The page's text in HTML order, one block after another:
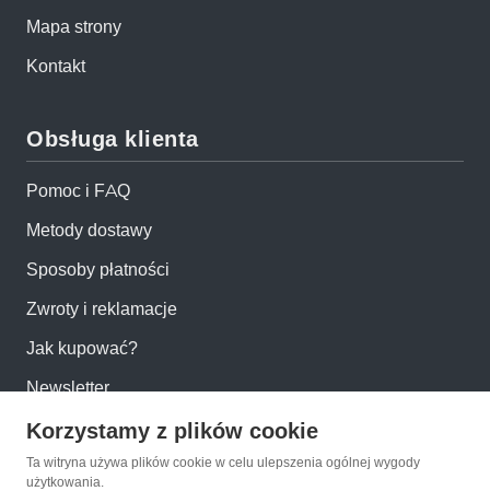
Mapa strony
Kontakt
Obsługa klienta
Pomoc i FAQ
Metody dostawy
Sposoby płatności
Zwroty i reklamacje
Jak kupować?
Newsletter
Konto
Korzystamy z plików cookie
Ta witryna używa plików cookie w celu ulepszenia ogólnej wygody
użytkowania.